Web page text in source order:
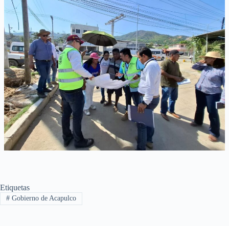
Etiquetas
#Gobierno de Acapulco